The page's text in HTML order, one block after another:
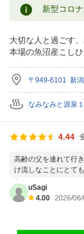
新型コロ
大切な人と過ごす
本場の魚沼産こしひ
〒949-6101 新
なみなみと源泉
4.44
高齢の父を連れて行
け流しなことにとて
uSagi
4.00 2026/